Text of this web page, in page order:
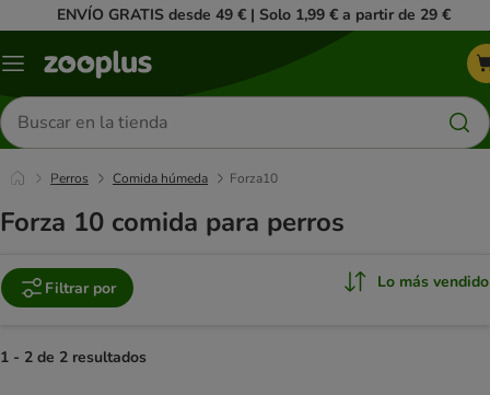
ENVÍO GRATIS desde 49 € | Solo 1,99 € a partir de 29 €
Menú
Buscar
productos
Perros Comida húmeda Forza10
Forza 10 comida para perros
Filtrar por Lo más vendido
1 - 2 de 2 resultados